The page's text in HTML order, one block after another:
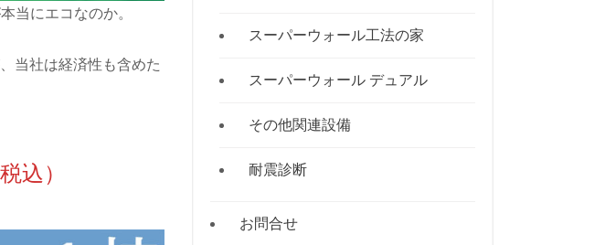
当にエコなのか。
当社は経済性も含めた
込）
スーパーウォール工法の家
スーパーウォール デュアル
その他関連設備
耐震診断
お問合せ